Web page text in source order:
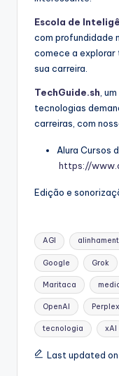
Escola de
com profundidade
comece a explorar
sua carreira.
TechGuide.sh ,
tecnologias
carreiras, com
Alura Cursos
https://
Edição e
Tags:
AGI
Google Grok
Maritaca
OpenAI
tecnologia xAI
Last updated